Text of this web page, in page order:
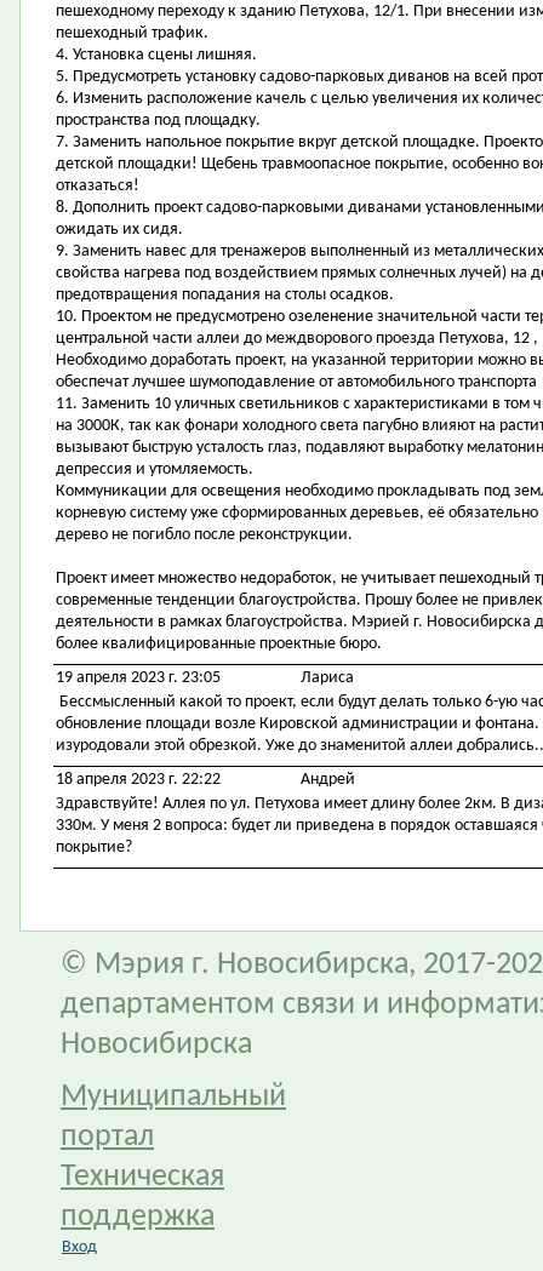
пешеходному переходу к зданию Петухова, 12/1. При внесении
пешеходный трафик.
4. Установка сцены лишняя.
5. Предусмотреть установку садово-парковых диванов на всей
6. Изменить расположение качель с целью увеличения их
пространства под площадку.
7. Заменить напольное покрытие вкруг детской площадке.
детской площадки! Щебень травмоопасное покрытие, особенно
отказаться!
8. Дополнить проект садово-парковыми диванами
ожидать их сидя.
9. Заменить навес для тренажеров выполненный из
свойства нагрева под воздействием прямых солнечных лучей) на
предотвращения попадания на столы осадков.
10. Проектом не предусмотрено озеленение значительной части
центральной части аллеи до междворового проезда Петухова, 12
Необходимо доработать проект, на указанной территории можно
обеспечат лучшее шумоподавление от автомобильного транспорта
11. Заменить 10 уличных светильников с характеристиками в том
на 3000К, так как фонари холодного света пагубно влияют на
вызывают быструю усталость глаз, подавляют выработку
депрессия и утомляемость.
Коммуникации для освещения необходимо прокладывать под
корневую систему уже сформированных деревьев, её
дерево не погибло после реконструкции.
Проект имеет множество недоработок, не учитывает пешеходный
современные тенденции благоустройства. Прошу более не
деятельности в рамках благоустройства. Мэрией г. Новосибирска
более квалифицированные проектные бюро.
19 апреля 2023 г. 23:05
Лариса
Бессмысленный какой то проект, если будут делать только 6-ую
обновление площади возле Кировской администрации и фонтана.
изуродовали этой обрезкой. Уже до знаменитой аллеи
18 апреля 2023 г. 22:22
Андрей
Здравствуйте! Аллея по ул. Петухова имеет длину более 2км. В
330м. У меня 2 вопроса: будет ли приведена в порядок оставшаяся
покрытие?
© Мэрия г. Новосибирска, 2017-
департаментом связи и
Новосибирска
Муниципальный
портал
Техническая
поддержка
Вход